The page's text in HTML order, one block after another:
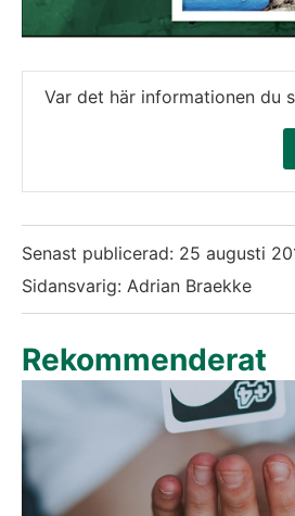
Var det här informationen du
Senast publicerad: 25 augusti
Sidansvarig: Adrian Braekke
Rekommenderat